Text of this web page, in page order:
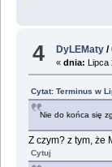
4 DyLEMaty /
«dnia: Lipca
Cytat: Terminus w
Nie do końca się
Z czym? z tym, że
Cytuj